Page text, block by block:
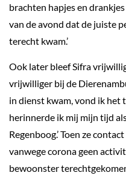
brachten hapjes en
van de avond dat de juiste
terecht kwam.’
Ook later bleef Sifra
vrijwilliger bij de
in dienst kwam, vond ik het
herinnerde ik mij mijn tijd
Regenboog.’ Toen ze
vanwege corona geen
bewoonster